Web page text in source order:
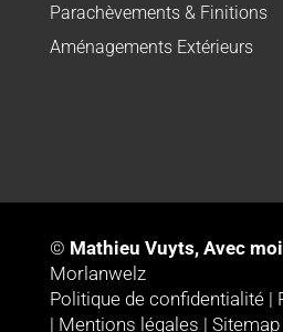
Parachèvements & Finitions
Aménagements Extérieurs
© Mathieu Vuyts, Avec
Morlanwelz
Politique de confidentialité|
| Mentions légales | Sitemap